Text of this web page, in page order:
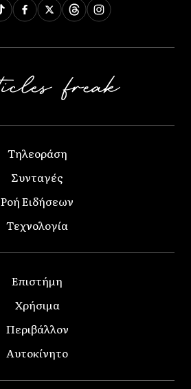
Τηλεοράση
Συνταγές
Ροή Ειδήσεων
Τεχνολογία
Επιστήμη
Χρήσιμα
Περιβάλλον
Αυτοκίνητο